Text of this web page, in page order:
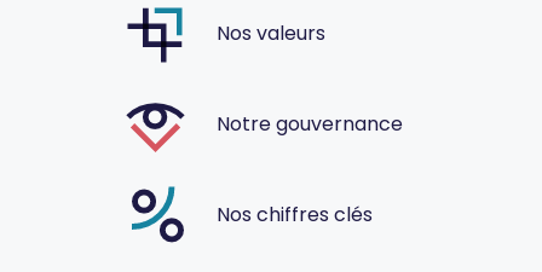
Nos valeurs
Notre gouvernance
Nos chiffres clés